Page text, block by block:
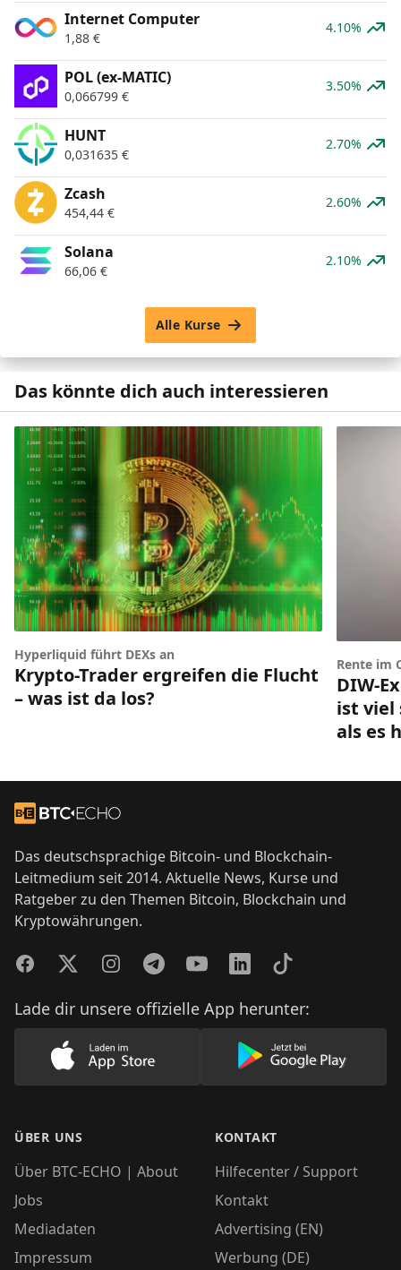
Internet Computer
1,88 €
4.10%
POL (ex-MATIC)
0,066799 €
3.50%
HUNT
0,031635 €
2.70%
Zcash
454,44 €
2.60%
Solana
66,06 €
2.10%
Alle Kurse
Das könnte dich auch interessieren
Hyperliquid führt DEXs an
Krypto-Trader ergreifen die Flucht
– was ist da los?
Rente im
DIW-
ist viel
als es
Zur Startseite
Das deutschsprachige Bitcoin- und Blockchain-
Leitmedium seit 2014. Aktuelle News, Kurse und
Ratgeber zu den Themen Bitcoin, Blockchain und
Kryptowährungen.
FacebookTwitterInstagramTelegramYouTubeLinkedInTikTok
Lade dir unsere offizielle App herunter:
Lade unsere App im AppStore herunter
Lade unsere
ÜBER UNS
Über BTC-ECHO | About
Jobs
Mediadaten
Impressum
KONTAKT
Hilfecenter / Support
Kontakt
Advertising (EN)
Werbung (DE)